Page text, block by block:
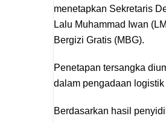
menetapkan Sekretaris
Lalu Muhammad Iwan
Bergizi Gratis (MBG).
Penetapan tersangka
dalam pengadaan
Berdasarkan hasil